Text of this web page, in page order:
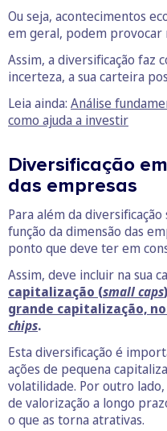
Ou seja, acontecimentos
em geral, podem provocar
Assim, a diversificação faz
incerteza, a sua carteira
Leia ainda: Análise
como ajuda a investir
Diversificação
das empresas
Para além da
função da dimensão das
ponto que deve ter em
Assim, deve incluir na sua
capitalização (small caps
grande capitalização,
chips.
Esta diversificação é
ações de pequena
volatilidade. Por outro
de valorização a longo
o que as torna atrativas.